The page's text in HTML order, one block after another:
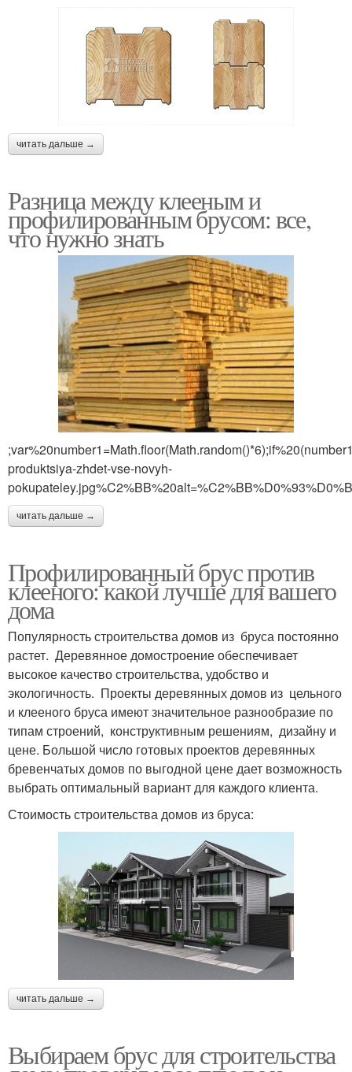
читать дальше →
Разница между клееным и
профилированным брусом: все,
что нужно знать
produktsiya-zhdet-vse-novyh-
читать дальше →
Профилированный брус против
клееного: какой лучше для вашего
дома
Популярность строительства домов из бруса постоянно
растет. Деревянное домостроение обеспечивает
высокое качество строительства, удобство и
экологичность. Проекты деревянных домов из цельного
и клееного бруса имеют значительное разнообразие по
типам строений, конструктивным решениям, дизайну и
цене. Большой число готовых проектов деревянных
бревенчатых домов по выгодной цене дает возможность
выбрать оптимальный вариант для каждого клиента.
Стоимость строительства домов из бруса:
читать дальше →
Выбираем брус для строительства